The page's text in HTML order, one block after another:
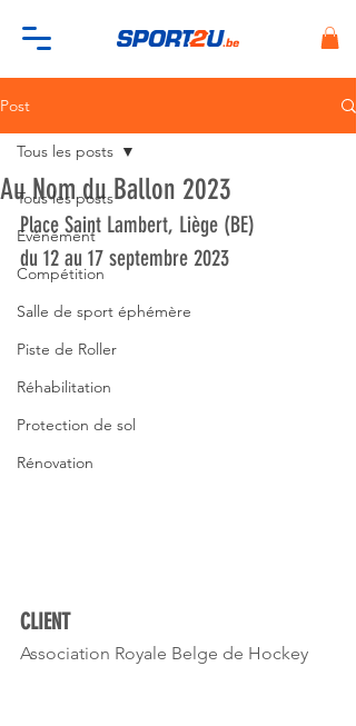
Post
Tous les posts
Evénément
Compétition
Salle de sport éphémère
Piste de Roller
Réhabilitation
Protection de sol
Rénovation
Tous les posts
Au Nom du Ballon 2023
Place Saint Lambert, Liège (BE)
du 12 au 17 septembre 2023
CLIENT
Association Royale Belge de Hockey